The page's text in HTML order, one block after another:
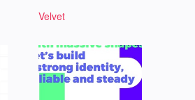
Velvet